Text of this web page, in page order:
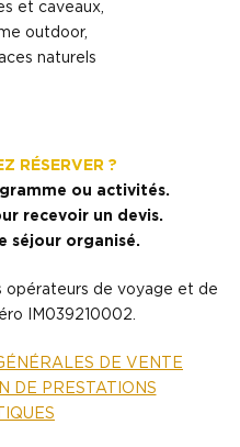
et caveaux,
outdoor,
naturels
RÉSERVER ?
ou activités.
recevoir un devis.
séjour organisé.
opérateurs de voyage et de
IM039210002.
DE VENTE
DE PRESTATIONS